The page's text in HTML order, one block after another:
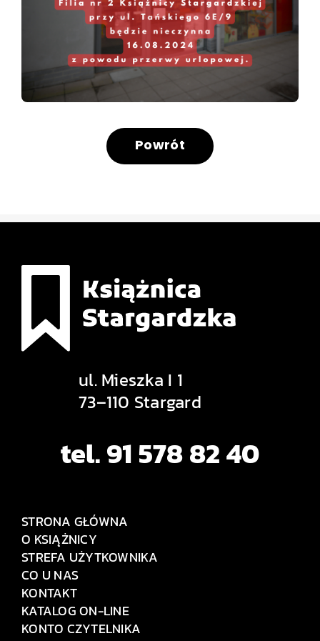
Powrót
ul. Mieszka I 1
73–110 Stargard
tel. 91 578 82 40
STRONA GŁÓWNA
O KSIĄŻNICY
STREFA UŻYTKOWNIKA
CO U NAS
KONTAKT
KATALOG ON-LINE
KONTO CZYTELNIKA